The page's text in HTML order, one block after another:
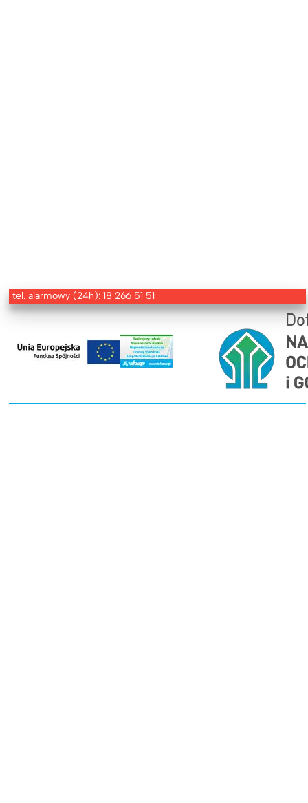
tel. alarmowy (24h): 18 266 51 51